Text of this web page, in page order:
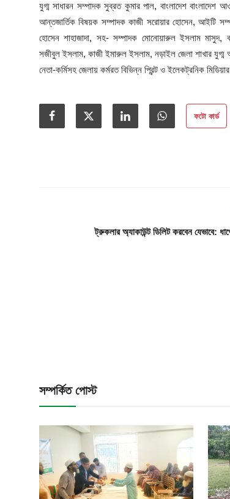
যুগ্ম সাধারন সম্পাদক সুব্রত কুমার পাল, বাংলাদেশ বাংলাদেশ
আন্তজার্তিক বিষয়ক সম্পাদক কাজী সরোয়ার হোসেন, আইটি
হোসেন শাহাজাদা, সহ- সম্পাদক মোনোয়ারুল ইসলাম
সজীবুল ইসলাম, কাজী ইমারুল ইসলাম, নড়াইল জেলা শাখার যুগ্ম
নেতা-কর্মিসহ জেলায় কর্মরত বিভিন্ন প্রিন্ট ও ইলেকট্রনিক
ফটো কার্ড
ট্রুকলার অ্যাকাউন্ট ডিলিট করবেন যেভাবে: ধাপে
সম্পর্কিত পোস্ট